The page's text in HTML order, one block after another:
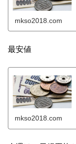
mkso2018.com
最安値
mkso2018.com